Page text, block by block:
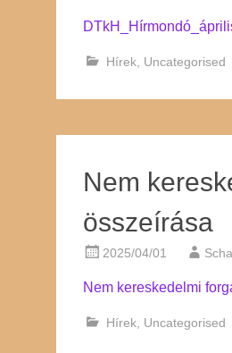
Hírek Uncategorised
Nem
összeírása
2025/04/01
Nem kereskedelmi
Hírek Uncategorised